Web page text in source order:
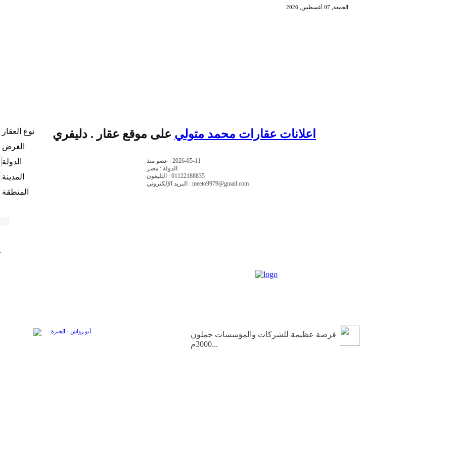
الجمعة, 07 أغسطس, 2026
اعلانات عقارات محمد متولي على موقع عقار . دليفري
عضو منذ : 2026-05-11
الدولة : مصر
التليفون : 01122188835
البريد الإلكتروني : meeto9979@gmail.com
نوع العقار
الغرض
الدولة
المدينة
المنطقة
فرصة عظيمة للشركات والمؤسسات جملون
3000م...
أبو رواش - الجيزة